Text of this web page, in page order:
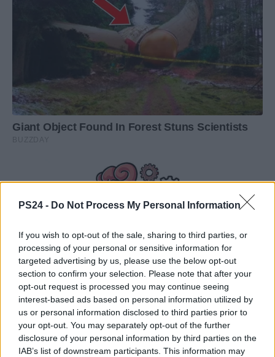
PS24 - Do Not Process My Personal Information
If you wish to opt-out of the sale, sharing to third parties, or
processing of your personal or sensitive information for
targeted advertising by us, please use the below opt-out
section to confirm your selection. Please note that after your
opt-out request is processed you may continue seeing
interest-based ads based on personal information utilized by
us or personal information disclosed to third parties prior to
your opt-out. You may separately opt-out of the further
disclosure of your personal information by third parties on the
IAB’s list of downstream participants. This information may